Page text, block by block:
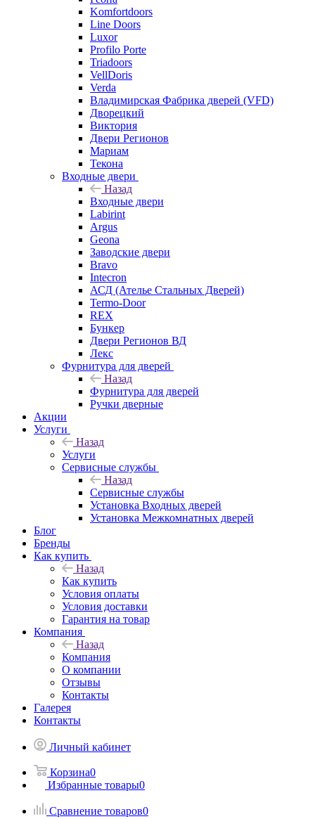
Komfortdoors
Line Doors
Luxor
Profilo Porte
Triadoors
VellDoris
Verda
Владимирская Фабрика дверей (VFD)
Дворецкий
Виктория
Двери Регионов
Мариам
Текона
Входные двери
Назад
Входные двери
Labirint
Argus
Geona
Заводские двери
Bravo
Intecron
АСД (Ателье Стальных Дверей)
Termo-Door
REX
Бункер
Двери Регионов ВД
Лекс
Фурнитура для дверей
Назад
Фурнитура для дверей
Ручки дверные
Акции
Услуги
Назад
Услуги
Сервисные службы
Назад
Сервисные службы
Установка Входных дверей
Установка Межкомнатных дверей
Блог
Бренды
Как купить
Назад
Как купить
Условия оплаты
Условия доставки
Гарантия на товар
Компания
Назад
Компания
О компании
Отзывы
Контакты
Галерея
Контакты
Личный кабинет
Корзина0
Избранные товары0
Сравнение товаров0